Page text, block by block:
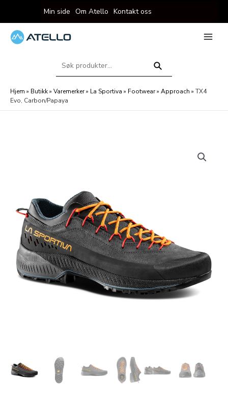
til
innholdet
Min side Om Atello Kontakt oss
Søk
Hjem » Butikk» Varemerker» La Sportiva » Footwear» Approach » TX4
Evo, Carbon/Papaya